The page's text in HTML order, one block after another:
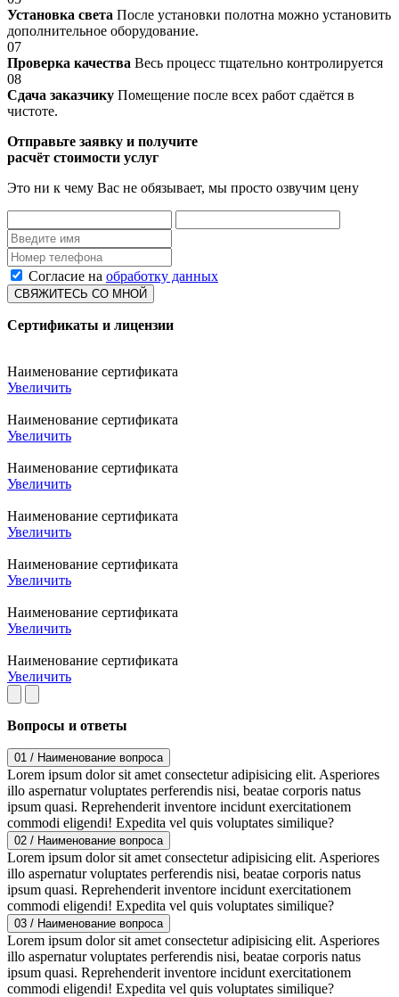
Установка света После установки полотна можно установить
дополнительное оборудование.
07
Проверка качества Весь процесс тщательно контролируется
08
Сдача заказчику Помещение после всех работ сдаётся в
чистоте.
Отправьте заявку и получите
расчёт стоимости услуг
Это ни к чему Вас не обязывает, мы просто озвучим цену
Согласие на обработку данных
СВЯЖИТЕСЬ СО МНОЙ
Сертификаты и лицензии
Наименование сертификата
Увеличить
Наименование сертификата
Увеличить
Наименование сертификата
Увеличить
Наименование сертификата
Увеличить
Наименование сертификата
Увеличить
Наименование сертификата
Увеличить
Наименование сертификата
Увеличить
Вопросы и ответы
01 / Наименование вопроса
Lorem ipsum dolor sit amet consectetur adipisicing elit. Asperiores
illo aspernatur voluptates perferendis nisi, beatae corporis natus
ipsum quasi. Reprehenderit inventore incidunt exercitationem
commodi eligendi! Expedita vel quis voluptates similique?
02 / Наименование вопроса
Lorem ipsum dolor sit amet consectetur adipisicing elit. Asperiores
illo aspernatur voluptates perferendis nisi, beatae corporis natus
ipsum quasi. Reprehenderit inventore incidunt exercitationem
commodi eligendi! Expedita vel quis voluptates similique?
03 / Наименование вопроса
Lorem ipsum dolor sit amet consectetur adipisicing elit. Asperiores
illo aspernatur voluptates perferendis nisi, beatae corporis natus
ipsum quasi. Reprehenderit inventore incidunt exercitationem
commodi eligendi! Expedita vel quis voluptates similique?